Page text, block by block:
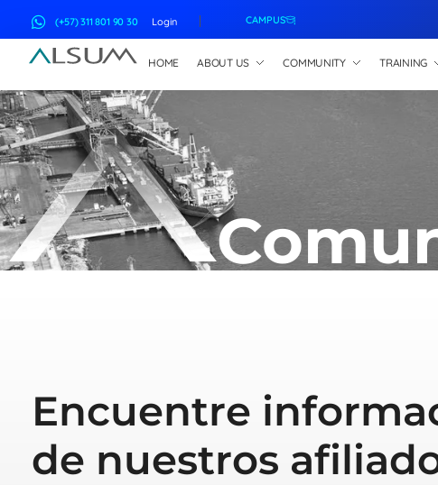
(+57) 311 801 90 30 Login CAMPUS
HOME ABOUT US COMMUNITY TRAINING
Encuentre
de nuestros